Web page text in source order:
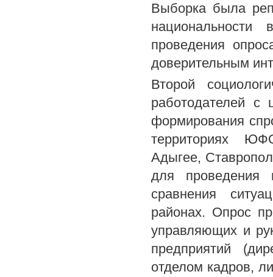
Выборка была
проведения
доверительным
Второй
работодателей с
формирования
территориях
Адыгее,
для проведения
сравнения
районах. Опрос
управляющих и
предприятий
отделом кадров,